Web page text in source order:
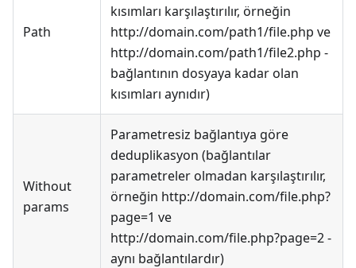
Path
kısımları karşılaştırılır, örneğin
http://domain.com/path1/file.php ve
http://domain.com/path1/file2.php -
bağlantının dosyaya kadar olan
kısımları aynıdır)
Without
params
Parametresiz bağlantıya göre
deduplikasyon (bağlantılar
parametreler olmadan karşılaştırılır,
örneğin http://domain.com/file.php?
page=1 ve
http://domain.com/file.php?page=2 -
aynı bağlantılardır)